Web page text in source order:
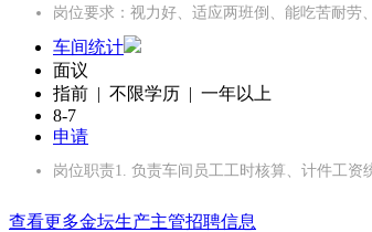
岗位要求：视力好、适应两班倒、能吃苦耐
车间统计
面议
指前 | 不限学历 | 一年以上
8-7
申请
岗位职责1. 负责车间员工工时核算、计件工
查看更多金坛生产主管招聘信息